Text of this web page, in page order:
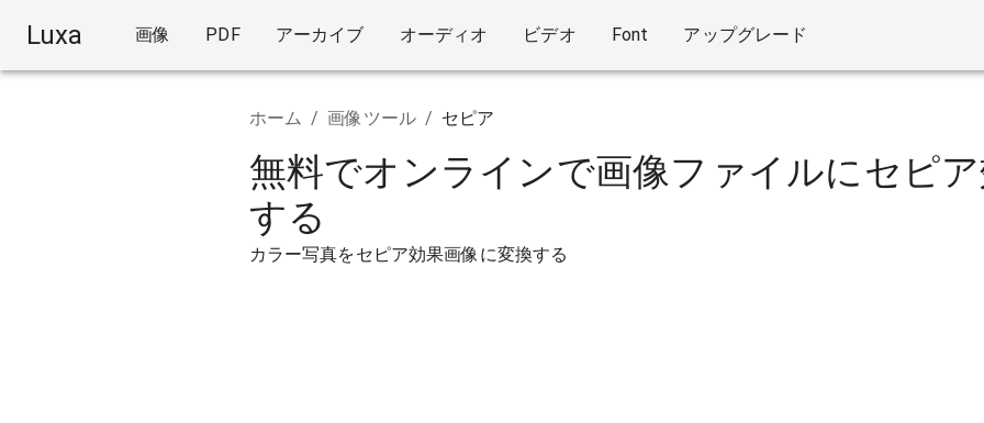
Luxa 画像 PDF アーカイブ オーディオ ビデオ Font アップグレード
ホーム / 画像ツール / セピア
無料でオンラインで画像ファイルにセピ
する
カラー写真をセピア効果画像に変換する